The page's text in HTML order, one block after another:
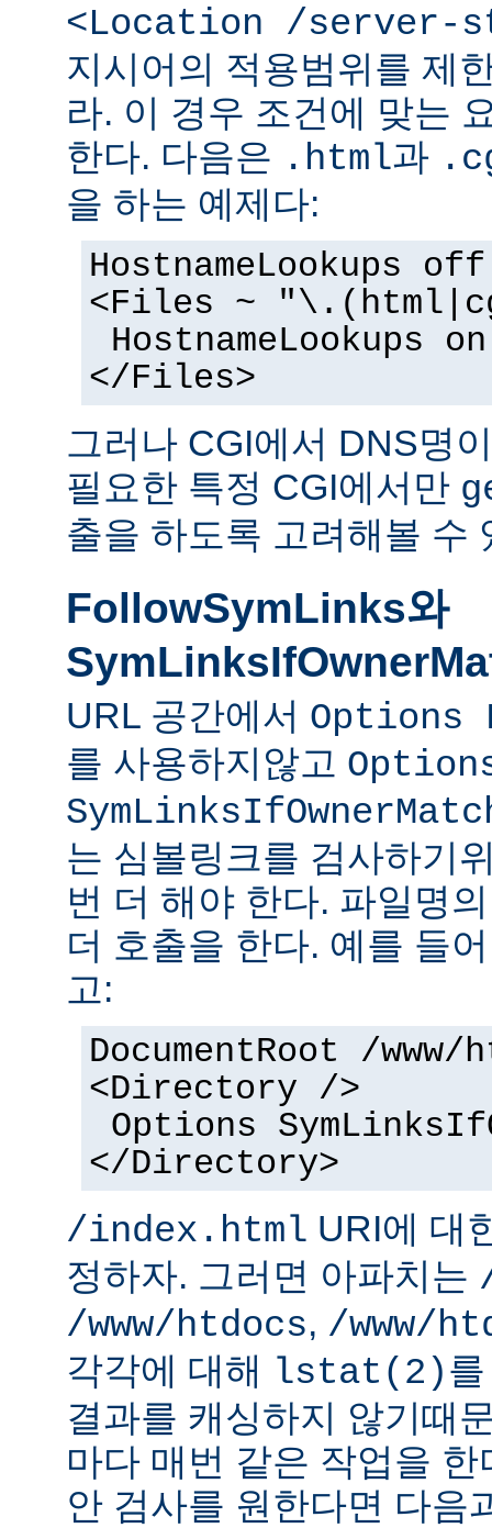
<Location /server-
지시어의 적용범위를 제
라. 이 경우 조건에 맞는
한다. 다음은 .html과
을 하는 예제다:
HostnameLookups off
<Files ~
HostnameLookups on
</Files>
그러나 CGI에서 DNS명
필요한 특정 CGI에서만
출을 하도록 고려해볼 수
FollowSymLinks와
URL 공간에서 Options
를 사용하지않고
는 심볼링크를 검사하기
번 더 해야 한다. 파일명
더 호출을 한다. 예를 들
고:
DocumentRoot /www/
<Directory />
Options
</Directory>
/index.html URI에 대
정하자. 그러면 아파치는
/www/htdocs, /www/
각각에 대해
lstat(2)
결과를 캐싱하지 않기때
마다 매번 같은 작업을
안 검사를 원한다면 다음